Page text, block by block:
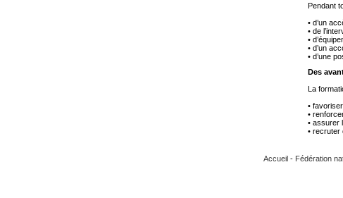
Pendant
• d’un
• de
•
• d’un
• d’une
Des
La
•
•
• assurer
• recruter
Accueil- Fédération